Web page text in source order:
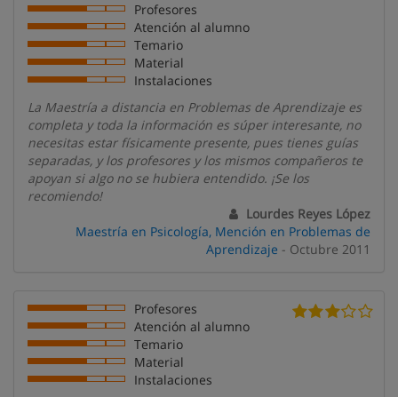
Profesores
Atención al alumno
Temario
Material
Instalaciones
La Maestría a distancia en Problemas de Aprendizaje es
completa y toda la información es súper interesante, no
necesitas estar físicamente presente, pues tienes guías
separadas, y los profesores y los mismos compañeros te
apoyan si algo no se hubiera entendido. ¡Se los
recomiendo!
Lourdes Reyes López
Maestría en Psicología, Mención en Problemas de
Aprendizaje - Octubre 2011
Profesores
Atención al alumno
Temario
Material
Instalaciones